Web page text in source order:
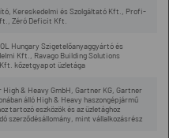
Kereskedelmi és Szolgáltató Kft., Profi-
Zéró Deficit Kft.
Hungary Szigetelőanyaggyártó és
Kft., Ravago Building Solutions
kőzetgyapot üzletága
High & Heavy GmbH, Gartner KG, Gartner
álló High & Heavy haszongépjármű
tartozó eszközök és az üzletághoz
szerződésállomány, mint vállalkozásrész